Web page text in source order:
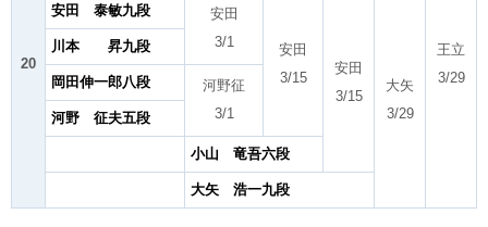
20
王立
3/29
安田 泰敏九段
安田
3/1
安田
3/15
安田
3/15
大矢
3/29
川本 昇九段
岡田伸一郎八段
河野征
3/1
河野 征夫五段
小山 竜吾六段
大矢 浩一九段